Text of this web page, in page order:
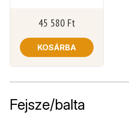
45 580 Ft
KOSÁRBA
Fejsze/balta